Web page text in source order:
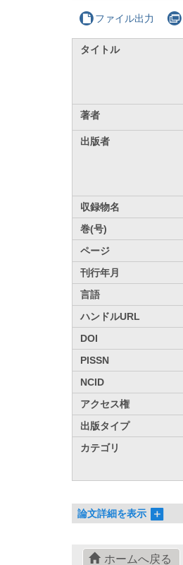
ファイル出力
タイトル
著者
出版者
収録物名
巻(号)
ページ
刊行年月
言語
ハンドルURL
DOI
PISSN
NCID
アクセス権
出版タイプ
カテゴリ
論文詳細を表示
ホームへ戻る